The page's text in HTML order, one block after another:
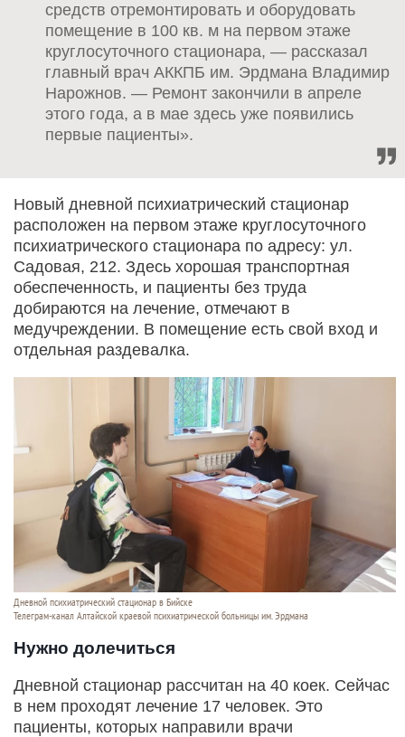
средств отремонтировать и оборудовать
помещение в 100 кв. м на первом этаже
круглосуточного стационара, — рассказал
главный врач АККПБ им. Эрдмана Владимир
Нарожнов. — Ремонт закончили в апреле
этого года, а в мае здесь уже появились
первые пациенты».
Новый дневной психиатрический стационар
расположен на первом этаже круглосуточного
психиатрического стационара по адресу: ул.
Садовая, 212. Здесь хорошая транспортная
обеспеченность, и пациенты без труда
добираются на лечение, отмечают в
медучреждении. В помещение есть свой вход и
отдельная раздевалка.
Дневной психиатрический стационар в Бийске
Телеграм-канал Алтайской краевой психиатрической больницы им. Эрдмана
Нужно долечиться
Дневной стационар рассчитан на 40 коек. Сейчас
в нем проходят лечение 17 человек. Это
пациенты, которых направили врачи